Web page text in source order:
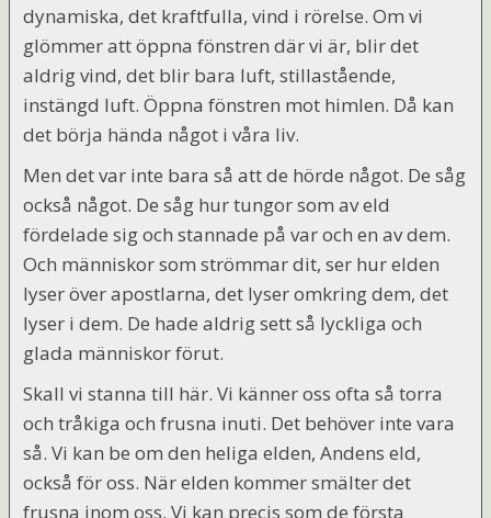
dynamiska, det kraftfulla, vind i rörelse. Om vi
glömmer att öppna fönstren där vi är, blir det
aldrig vind, det blir bara luft, stillastående,
instängd luft. Öppna fönstren mot himlen. Då kan
det börja hända något i våra liv.
Men det var inte bara så att de hörde något. De såg
också något. De såg hur tungor som av eld
fördelade sig och stannade på var och en av dem.
Och människor som strömmar dit, ser hur elden
lyser över apostlarna, det lyser omkring dem, det
lyser i dem. De hade aldrig sett så lyckliga och
glada människor förut.
Skall vi stanna till här. Vi känner oss ofta så torra
och tråkiga och frusna inuti. Det behöver inte vara
så. Vi kan be om den heliga elden, Andens eld,
också för oss. När elden kommer smälter det
frusna inom oss. Vi kan precis som de första